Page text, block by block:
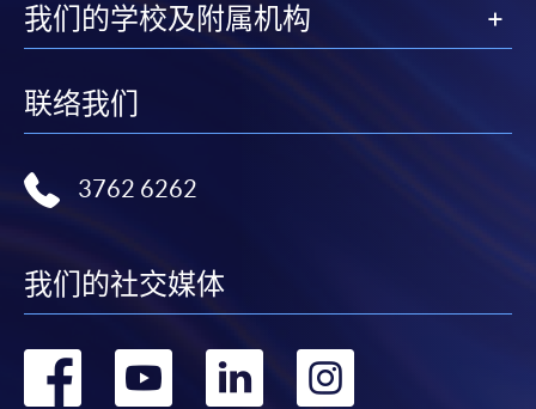
我们的学校及附属机构
联络我们
3762 6262
我们的社交媒体
转 转 转 转